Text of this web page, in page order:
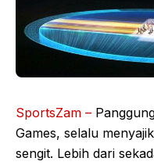
SportsZam –
Games, selalu
sengit. Lebih dari